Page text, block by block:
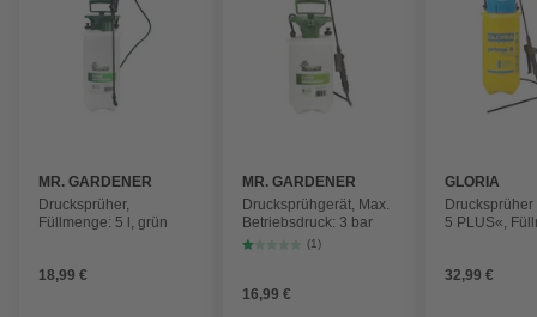
MR. GARDENER
Drucksprüher,
Füllmenge: 5 l, grün
18,99 €
MR. GARDENER
Drucksprühgerät, Max.
Betriebsdruck: 3 bar
(1)
16,99 €
GLORIA
Drucksprüher
5 PLUS«,
32,99 €